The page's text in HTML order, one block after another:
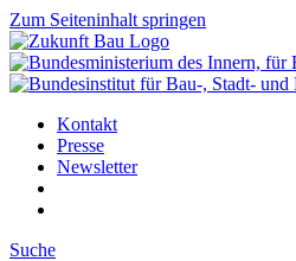
Zum Seiteninhalt springen
Kontakt
Presse
Newsletter
Suche